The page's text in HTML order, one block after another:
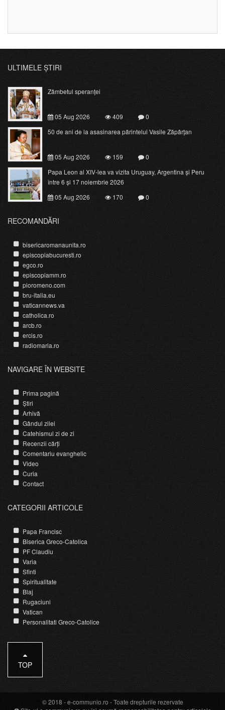
ULTIMELE ȘTIRI
Zâmbetul speranței
05 Aug 2026 409
0
50 de ani de la asasinarea părintelui Vasile Zăpârțan
05 Aug 2026 159
0
Papa Leon al XIV-lea va vizita Uruguay, Argentina și Peru
între 6 și 17 noiembrie 2026
05 Aug 2026
170 0
RECOMANDĂRI
bisericaromanaunita.ro
episcopiabucuresti.ro
egco.ro
episcopiamm.ro
pioromeno.com
bru-italia.eu
vaticannews.va
catholica.ro
arcb.ro
ercis.ro
radiomaria.ro
NAVIGARE ÎN WEBSITE
Prima pagină
Știri
Arhivă
Gândul zilei
Catehismul zi de zi
Recenzii cărți
Comentariu evanghelic
Video
Curia
Contact
CATEGORII ARTICOLE
Papa Francisc
Biserica Greco-Catolica
PF Claudiu
Varia
Sfinti
Spiritualitate
Blaj
Rugaciuni
Vatican
Personalitati Greco-Catolice
TOP
© 2018 -e-communio.ro - Toate drepturile rezervate